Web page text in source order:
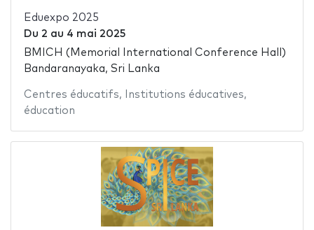
Eduexpo 2025
Du 2 au 4 mai 2025
BMICH (Memorial International Conference Hall)
Bandaranayaka, Sri Lanka
Centres éducatifs, Institutions éducatives,
éducation